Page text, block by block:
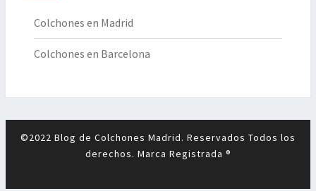
Colchones en Madrid
Colchones en Barcelona
©2022 Blog de Colchones Madrid. Reservados Todos los
derechos. Marca Registrada ®